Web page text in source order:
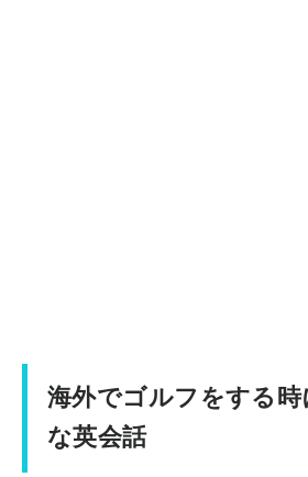
海外でゴルフをする時
な英会話